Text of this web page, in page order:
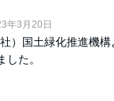
年3月20日
）国土緑化推進機
した。